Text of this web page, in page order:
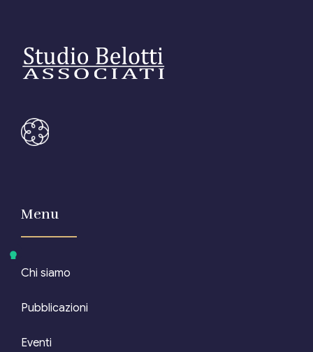
Menu
Chi siamo
Pubblicazioni
Eventi